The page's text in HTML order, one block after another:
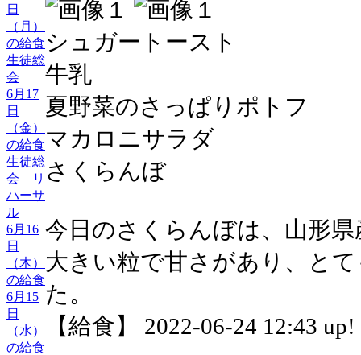
日
（月）
の給食
生徒総
会
6月17
日
（金）
の給食
生徒総
会 リ
ハーサ
ル
6月16
日
（木）
の給食
6月15
日
（水）
の給食
シュガートースト
牛乳
夏野菜のさっぱりポトフ
マカロニサラダ
さくらんぼ
今日のさくらんぼは、山形
大きい粒で甘さがあり、と
た。
【給食】 2022-06-24 12:43 up!